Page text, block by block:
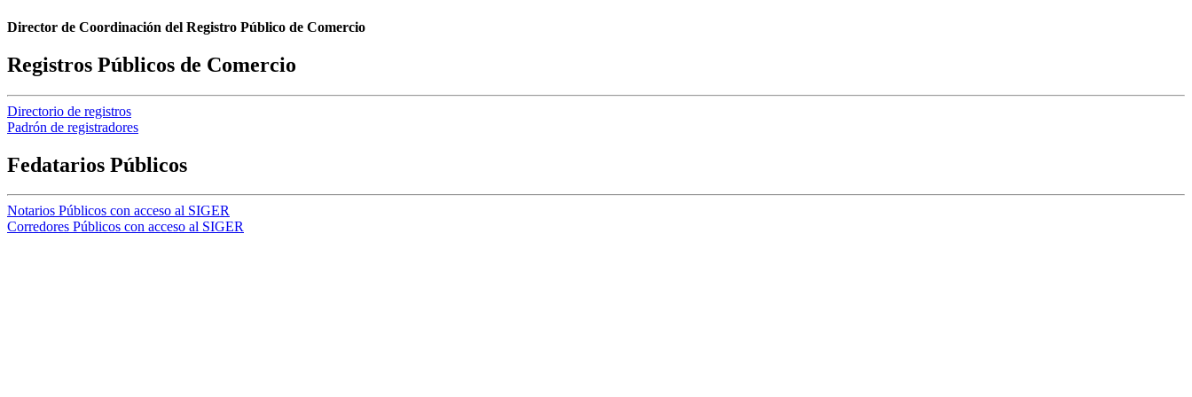
Director de Coordinación del Registro Público de Comercio
Registros Públicos de Comercio
Directorio de registros
Padrón de registradores
Fedatarios Públicos
Notarios Públicos con acceso al SIGER
Corredores Públicos con acceso al SIGER